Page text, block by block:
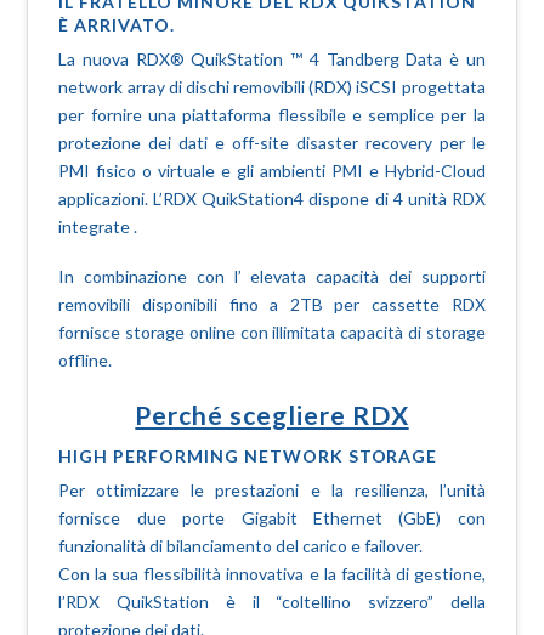
È ARRIVATO.
La nuova RDX® QuikStation ™ 4 Tandberg Data è un
network array di dischi removibili (RDX) iSCSI progettata
per fornire una piattaforma flessibile e semplice per la
protezione dei dati e off-site disaster recovery per le
PMI fisico o virtuale e gli ambienti PMI e Hybrid-Cloud
applicazioni. L’RDX QuikStation4 dispone di 4 unità RDX
integrate .
In combinazione con l’ elevata capacità dei supporti
removibili disponibili fino a 2TB per cassette RDX
fornisce storage online con illimitata capacità di storage
offline.
Perché scegliere RDX
HIGH PERFORMING NETWORK STORAGE
Per ottimizzare le prestazioni e la resilienza, l’unità
fornisce due porte Gigabit Ethernet (GbE) con
funzionalità di bilanciamento del carico e failover.
Con la sua flessibilità innovativa e la facilità di gestione,
l’RDX QuikStation è il “coltellino svizzero” della
protezione dei dati.